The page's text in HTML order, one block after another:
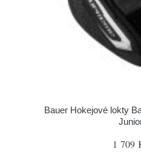
Bauer Hokejové lokty
1 709